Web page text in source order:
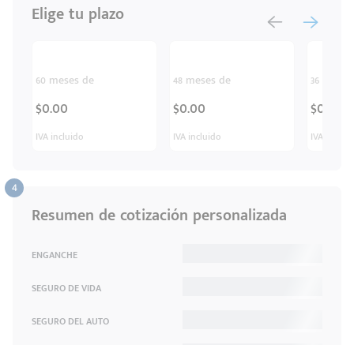
Elige tu plazo
60 meses de
$0.00
IVA incluido
48 meses de
$0.00
IVA incluido
36
$0.00
IVA
Resumen de cotización personalizada
ENGANCHE
SEGURO DE VIDA
SEGURO DEL AUTO